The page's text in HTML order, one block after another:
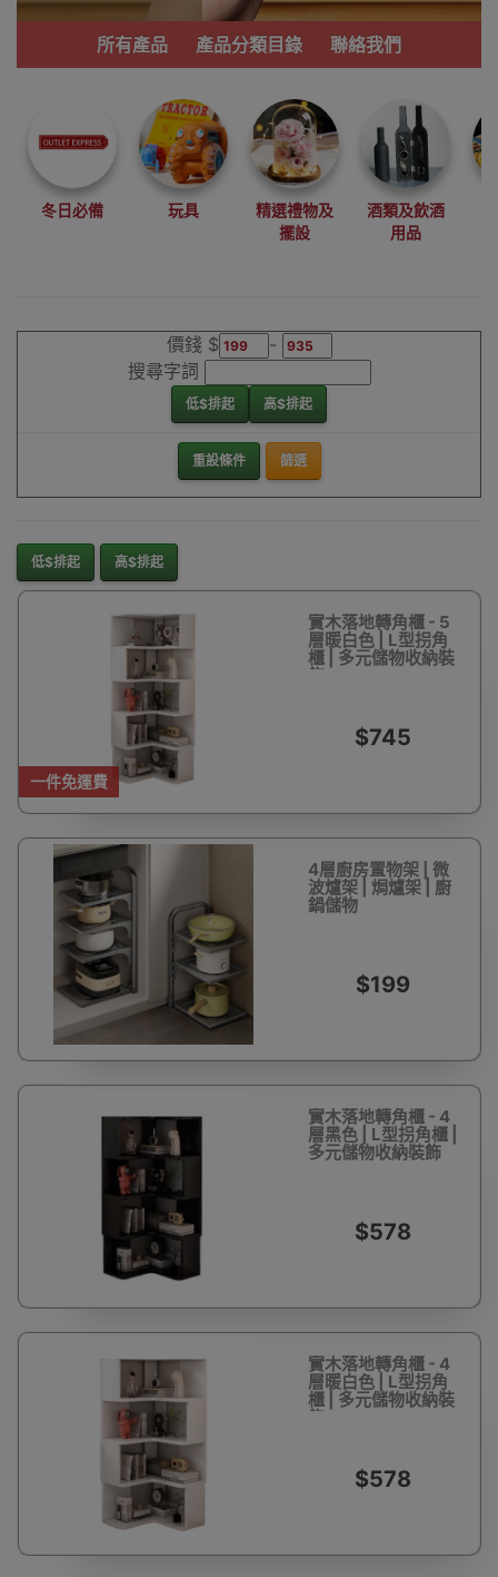
功能齊備的產
品。
我們每月會固定
尋找最更新、最
潮、有特色而且
優惠的優質產
品，從用家的角
度為你帶來你的
最好選擇。
所有產品 產品分類目錄 聯絡我們
冬日必備 玩具
精選禮物及
擺設
酒類及飲酒
用品
價錢 $
-
搜尋字詞
低$排起 高$排起
重設條件 篩選
低$排起 高$排起
一件免運費
實木落地轉角櫃 - 5
層暖白色 | L型拐角
櫃 | 多元儲物收納裝
飾
$745
4層廚房置物架 | 微
波爐架 | 焗爐架 | 廚
鍋儲物
$199
實木落地轉角櫃 - 4
層黑色 | L型拐角櫃 |
多元儲物收納裝飾
$578
實木落地轉角櫃 - 4
層暖白色 | L型拐角
櫃 | 多元儲物收納裝
飾
$578